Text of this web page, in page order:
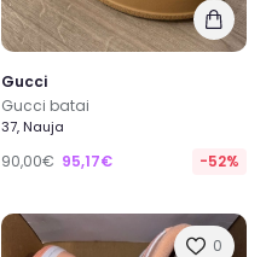
Gucci
Gucci batai
37, Nauja
90,00€ 95,17€ -52%
0